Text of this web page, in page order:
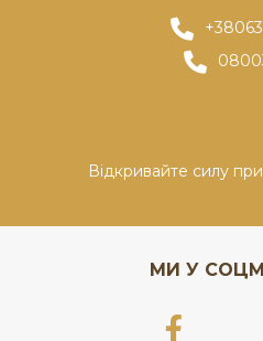
Відкривайте силу
МИ У